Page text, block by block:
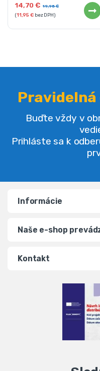
14,70€ 19,95€
(11,95€bez DPH)
Buďte vždy v
Prihláste sa k
Informácie
Naše e-shop
Kontakt